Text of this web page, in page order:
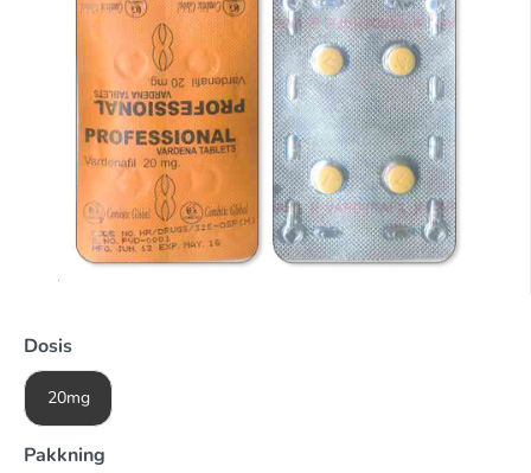
Dosis
20mg
Pakkning